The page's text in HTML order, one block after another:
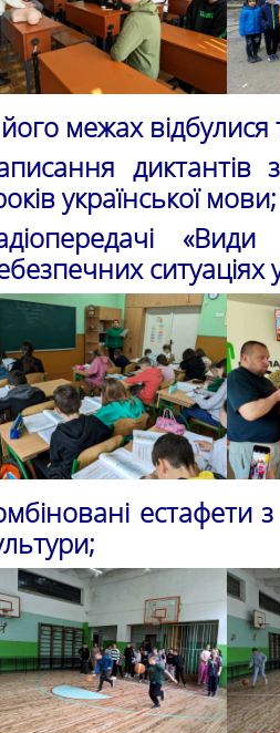
межах відбулися
диктантів
української мови;
ситуаціях
естафети